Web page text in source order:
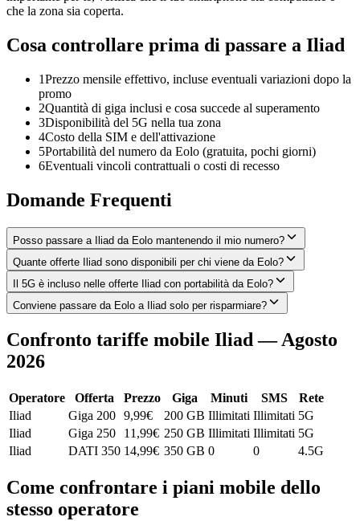
che la zona sia coperta.
Cosa controllare prima di passare a Iliad
1Prezzo mensile effettivo, incluse eventuali variazioni dopo la
promo
2Quantità di giga inclusi e cosa succede al superamento
3Disponibilità del 5G nella tua zona
4Costo della SIM e dell'attivazione
5Portabilità del numero da Eolo (gratuita, pochi giorni)
6Eventuali vincoli contrattuali o costi di recesso
Domande Frequenti
Posso passare a Iliad da Eolo mantenendo il mio numero?
Quante offerte Iliad sono disponibili per chi viene da Eolo?
Il 5G è incluso nelle offerte Iliad con portabilità da Eolo?
Conviene passare da Eolo a Iliad solo per risparmiare?
Confronto tariffe mobile Iliad — Agosto
2026
Operatore Offerta Prezzo Giga Minuti SMS
Rete
Iliad
Giga 200 9,99€ 200 GB Illimitati Illimitati 5G
Iliad
Giga 250 11,99€ 250 GB Illimitati Illimitati 5G
Iliad
DATI 350 14,99€ 350 GB 0 0 4.5G
Come confrontare i piani mobile dello
stesso operatore